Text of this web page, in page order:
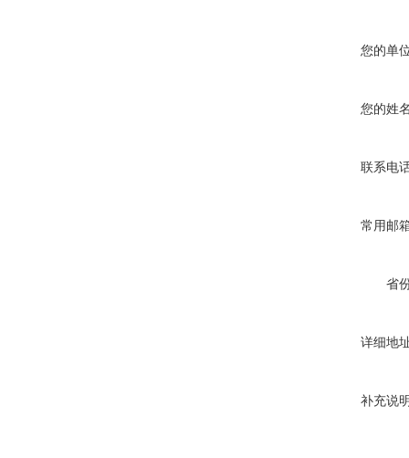
您的单
您的姓
联系电
常用邮
省
详细地
补充说